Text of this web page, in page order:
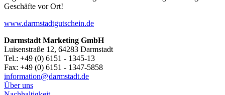
Geschäfte vor Ort!
www.darmstadtgutschein.de
Darmstadt Marketing GmbH
Luisenstraße 12, 64283 Darmstadt
Tel.: +49 (0) 6151 - 1345-13
Fax: +49 (0) 6151 - 1347-5858
information@darmstadt.de
Über uns